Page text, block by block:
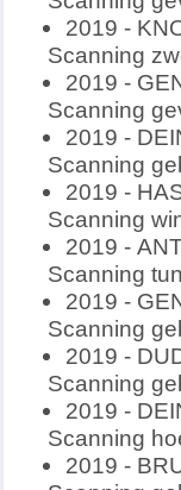
2019 -
Scanning
2019 -
Scanning
2019 -
Scanning
2019 -
Scanning
2019 -
Scanning
2019 -
Scanning
2019 -
Scanning
2019 -
Scanning
2019 -